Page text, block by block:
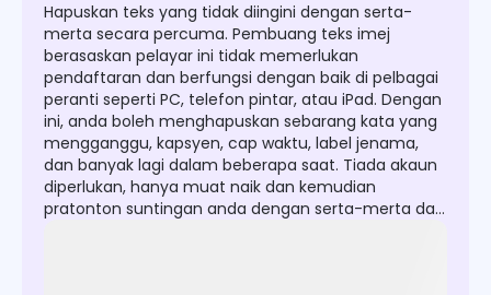
Hapuskan teks yang tidak diingini dengan serta-
merta secara percuma. Pembuang teks imej
berasaskan pelayar ini tidak memerlukan
pendaftaran dan berfungsi dengan baik di pelbagai
peranti seperti PC, telefon pintar, atau iPad. Dengan
ini, anda boleh menghapuskan sebarang kata yang
mengganggu, kapsyen, cap waktu, label jenama,
dan banyak lagi dalam beberapa saat. Tiada akaun
diperlukan, hanya muat naik dan kemudian
pratonton suntingan anda dengan serta-merta dan